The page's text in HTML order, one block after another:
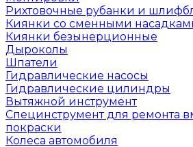
Рихтовочные рубанки и
Киянки со сменными
Киянки безынерционные
Дыроколы
Шпатели
Гидравлические насосы
Гидравлические цилиндры
Вытяжной инструмент
Специнструмент для ремонта
покраски
Колеса автомобиля